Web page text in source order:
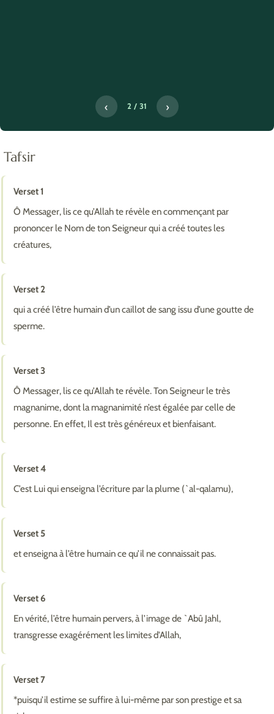
‹ 2 / 31 ›
Tafsir
Verset 1
Ô Messager, lis ce qu’Allah te révèle en commençant par
prononcer le Nom de ton Seigneur qui a créé toutes les
créatures,
Verset 2
qui a créé l’être humain d’un caillot de sang issu d’une goutte de
sperme.
Verset 3
Ô Messager, lis ce qu’Allah te révèle. Ton Seigneur le très
magnanime, dont la magnanimité n’est égalée par celle de
personne. En effet, Il est très généreux et bienfaisant.
Verset 4
C’est Lui qui enseigna l’écriture par la plume (`al-qalamu),
Verset 5
et enseigna à l’être humain ce qu’il ne connaissait pas.
Verset 6
En vérité, l’être humain pervers, à l’image de `Abû Jahl,
transgresse exagérément les limites d'Allah,
Verset 7
*puisqu’il estime se suffire à lui-même par son prestige et sa